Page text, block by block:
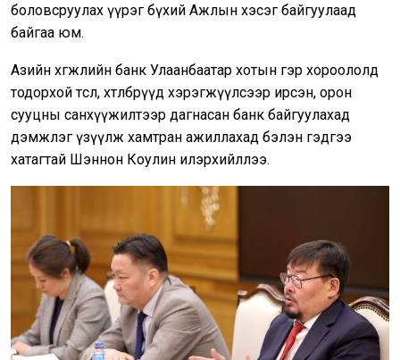
боловсруулах үүрэг бүхий Ажлын хэсэг байгуулаад
байгаа юм.
Азийн хөгжлийн банк Улаанбаатар хотын гэр хороололд
тодорхой төсөл, хөтөлбөрүүд хэрэгжүүлсээр ирсэн, орон
сууцны санхүүжилтээр дагнасан банк байгуулахад
дэмжлэг үзүүлж хамтран ажиллахад бэлэн гэдгээ
хатагтай Шэннон Коулин илэрхийллээ.